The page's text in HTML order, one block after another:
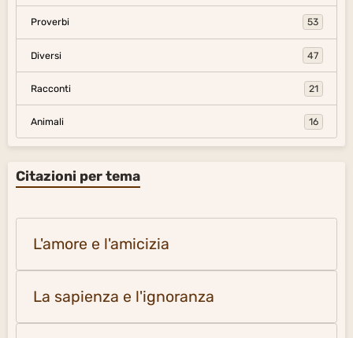
Proverbi 53
Diversi 47
Racconti 21
Animali 16
Citazioni per tema
L'amore e l'amicizia
La sapienza e l'ignoranza